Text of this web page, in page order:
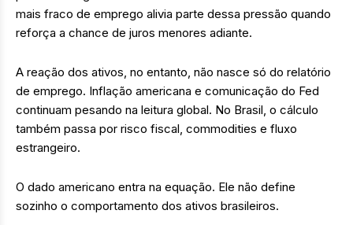
mais fraco de emprego alivia parte dessa pressão quando
reforça a chance de juros menores adiante.
A reação dos ativos, no entanto, não nasce só do relatório
de emprego. Inflação americana e comunicação do Fed
continuam pesando na leitura global. No Brasil, o cálculo
também passa por risco fiscal, commodities e fluxo
estrangeiro.
O dado americano entra na equação. Ele não define
sozinho o comportamento dos ativos brasileiros.